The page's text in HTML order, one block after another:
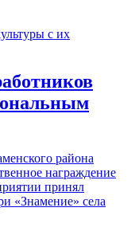
района
награждение
принял
«Знамение» села